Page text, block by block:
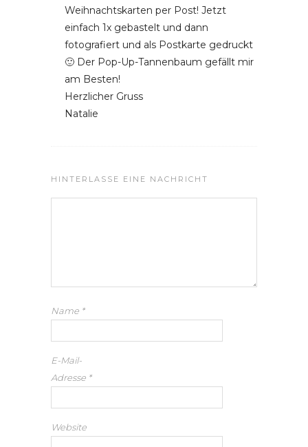
Weihnachtskarten per Post! Jetzt
einfach 1x gebastelt und dann
fotografiert und als Postkarte gedruckt
🙂 Der Pop-Up-Tannenbaum gefällt mir
am Besten!
Herzlicher Gruss
Natalie
HINTERLASSE EINE NACHRICHT
Name *
E-Mail-
Adresse *
Website